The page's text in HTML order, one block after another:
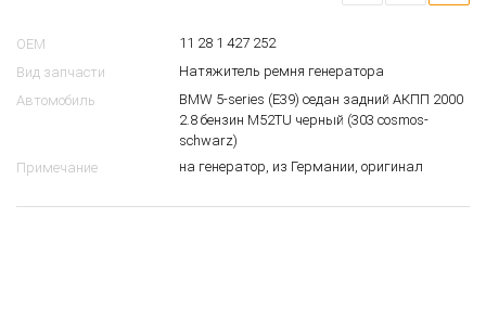
OEM
11 28 1 427 252
Вид запчасти
Натяжитель ремня генератора
Автомобиль
BMW 5-series (E39) седан задний АКПП 2000
2.8 бензин M52TU черный (303 cosmos-
schwarz)
Примечание
на генератор, из Германии, оригинал